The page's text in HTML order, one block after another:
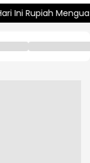
Ma’ruf Amin: NU